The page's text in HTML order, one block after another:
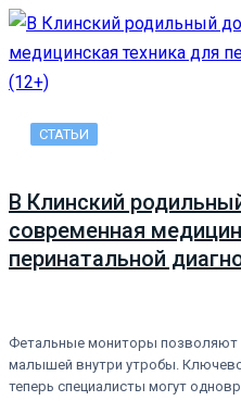
СТАТЬИ
В Клинский
современная
перинатальной
Фетальные мониторы позволяют
малышей внутри утробы.
теперь специалисты могут